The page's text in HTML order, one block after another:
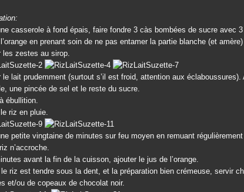
casserole à fond épais, faire fondre 3 càs bombées de sucre avec 3
en prenant soin de ne pas entamer la partie blanche (et amère)
les zestes au sirop.
le lait prudemment (surtout s’il est froid, attention aux
une pincée de sel et le reste du sucre.
ébullition.
riz en pluie.
petite vingtaine de minutes sur feu moyen en remuant
n’accroche.
avant la fin de la cuisson, ajouter le jus de l’orange.
riz est tendre sous la dent, et la préparation bien crémeuse, servir
et/ou de copeaux de chocolat noir.